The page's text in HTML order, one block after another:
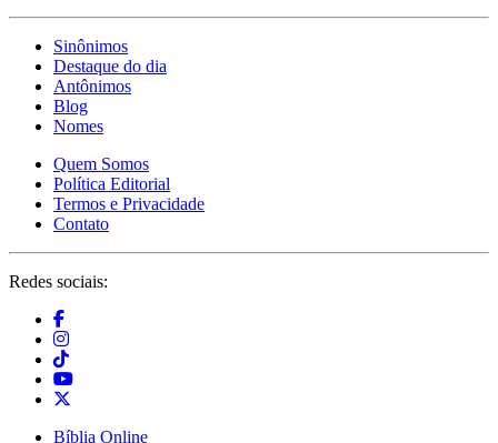
Sinônimos
Destaque do dia
Antônimos
Blog
Nomes
Quem Somos
Política Editorial
Termos e Privacidade
Contato
Redes sociais:
Bíblia Online